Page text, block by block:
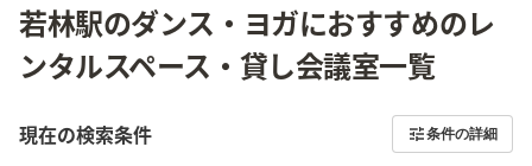
若林駅のダンス・ヨガにおすすめのレ
ンタルスペース・貸し会議室一覧
現在の検索条件 条件の詳細